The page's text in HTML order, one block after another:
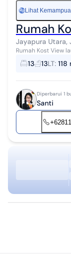
Rp Lihat
Rumah
Jayapura Utara,
Rumah Kost View laut
Lingkungan Yang
akses mudah.
13 13LT: 118
Diperbarui 1
Santi